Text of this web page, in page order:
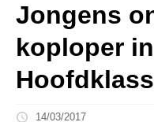
Jongens
koploper
14/03/2017